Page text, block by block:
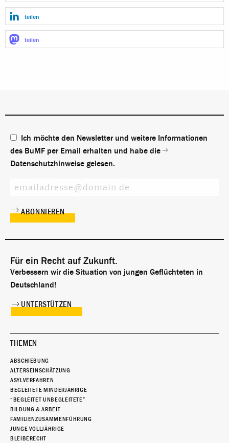
teilen
teilen
Ich möchte den Newsletter und weitere Informationen
des BuMF per Email erhalten und habe die
Datenschutzhinweise gelesen.
Für ein Recht auf Zukunft.
Verbessern wir die Situation von jungen Geflüchteten in
Deutschland!
UNTERSTÜTZEN
THEMEN
ABSCHIEBUNG
ALTERSEINSCHÄTZUNG
ASYLVERFAHREN
BEGLEITETE MINDERJÄHRIGE
“BEGLEITET UNBEGLEITETE”
BILDUNG & ARBEIT
FAMILIENZUSAMMENFÜHRUNG
JUNGE VOLLJÄHRIGE
BLEIBERECHT